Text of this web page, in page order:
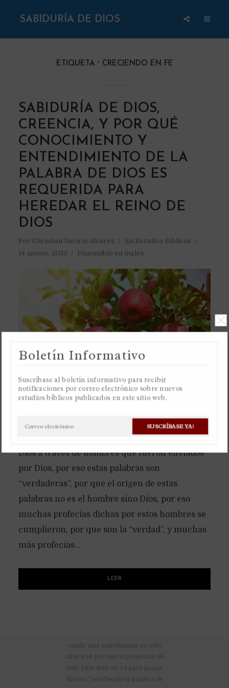
SABIDURÍA DE DIOS
ETIQUETA CRECIENDO EN FE
SABIDURÍA DE DIOS,
CREENCIA, Y POR QUÉ
CONOCIMIENTO Y
ENTENDIMIENTO DE LA
PALABRA DE DIOS ES
REQUERIDA PARA
HEREDAR EL REINO DE
DIOS
Por Christian Gaviria Alvarez En Estudios Bíblicos
14 agosto, 2019
Disponible en inglés
La “verdad” es la palabra de Dios, que son
palabras que fueron dichas por el airesoplo de
Dios a través de hombres que fueron enviados
por Dios, por eso estas palabras son
“verdaderas”, por que el origen de estas
palabras no es el hombre sino Dios, por eso
muchas profecías dichas por estos hombres se
cumplieron, por que son la “verdad”, y muchas
más profecías...
LEER
vendo mis enseñanzas en este
sitio web por que el propósito de
este sitio web no es para ganar
dinero “vendiendo la palabra de
SUSCRÍBASE YA!
Boletín Informativo
Suscríbase al boletín informativo para recibir
notificaciones por correo electrónico sobre nuevos
estudios bíblicos publicados en este sitio web.